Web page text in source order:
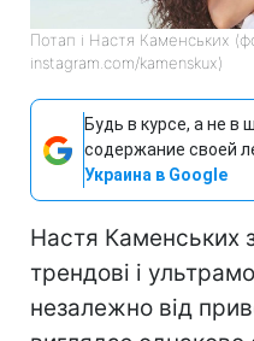
Потап і Настя Каменських
instagram.com/kamenskux)
Будь в курсе, а не в
содержание своей
Украина в Google
Настя Каменських
трендові і
незалежно від